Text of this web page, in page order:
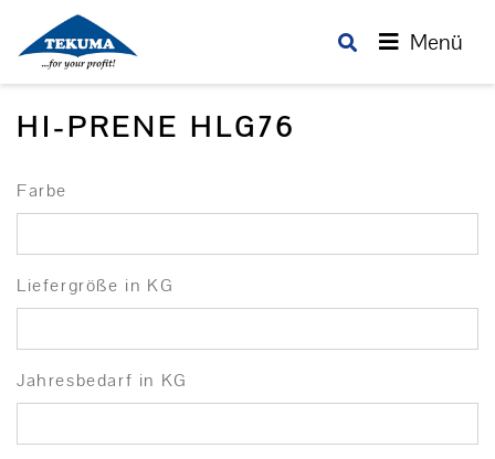
Menü
HI-PRENE HLG76
Farbe
Liefergröße in KG
Jahresbedarf in KG